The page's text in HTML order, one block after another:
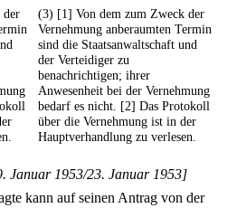
der
(3) [1] Von dem zum Zweck der
Vernehmung anberaumten Termin
sind die Staatsanwaltschaft und
der Verteidiger zu
benachrichtigen; ihrer
Anwesenheit bei der Vernehmung
bedarf es nicht. [2] Das Protokoll
über die Vernehmung ist in der
Hauptverhandlung zu verlesen.
Januar 1953/23. Januar 1953]
kann auf seinen Antrag von der